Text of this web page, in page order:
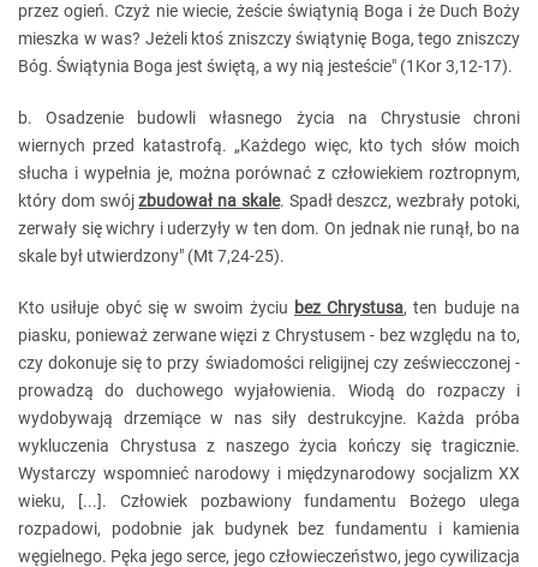
przez ogień. Czyż nie wiecie, żeście świątynią Boga i że Duch Boży
mieszka w was? Jeżeli ktoś zniszczy świątynię Boga, tego zniszczy
Bóg. Świątynia Boga jest świętą, a wy nią jesteście" (1Kor 3,12-17).
b. Osadzenie budowli własnego życia na Chrystusie chroni
wiernych przed katastrofą. „Każdego więc, kto tych słów moich
słucha i wypełnia je, można porównać z człowiekiem roztropnym,
który dom swójzbudował na skale. Spadł deszcz, wezbrały potoki,
zerwały się wichry i uderzyły w ten dom. On jednak nie runął, bo na
skale był utwierdzony" (Mt 7,24-25).
Kto usiłuje obyć się w swoim życiu bez Chrystusa, ten buduje na
piasku, ponieważ zerwane więzi z Chrystusem - bez względu na to,
czy dokonuje się to przy świadomości religijnej czy zeświecczonej -
prowadzą do duchowego wyjałowienia. Wiodą do rozpaczy i
wydobywają drzemiące w nas siły destrukcyjne. Każda próba
wykluczenia Chrystusa z naszego życia kończy się tragicznie.
Wystarczy wspomnieć narodowy i międzynarodowy socjalizm XX
wieku, [...]. Człowiek pozbawiony fundamentu Bożego ulega
rozpadowi, podobnie jak budynek bez fundamentu i kamienia
węgielnego. Pęka jego serce, jego człowieczeństwo, jego cywilizacja